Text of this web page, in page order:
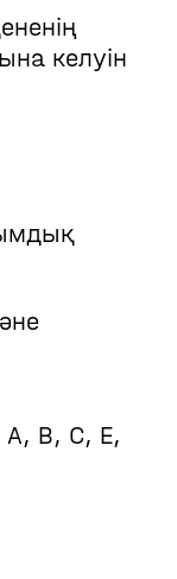
келуін
В, С, Е,